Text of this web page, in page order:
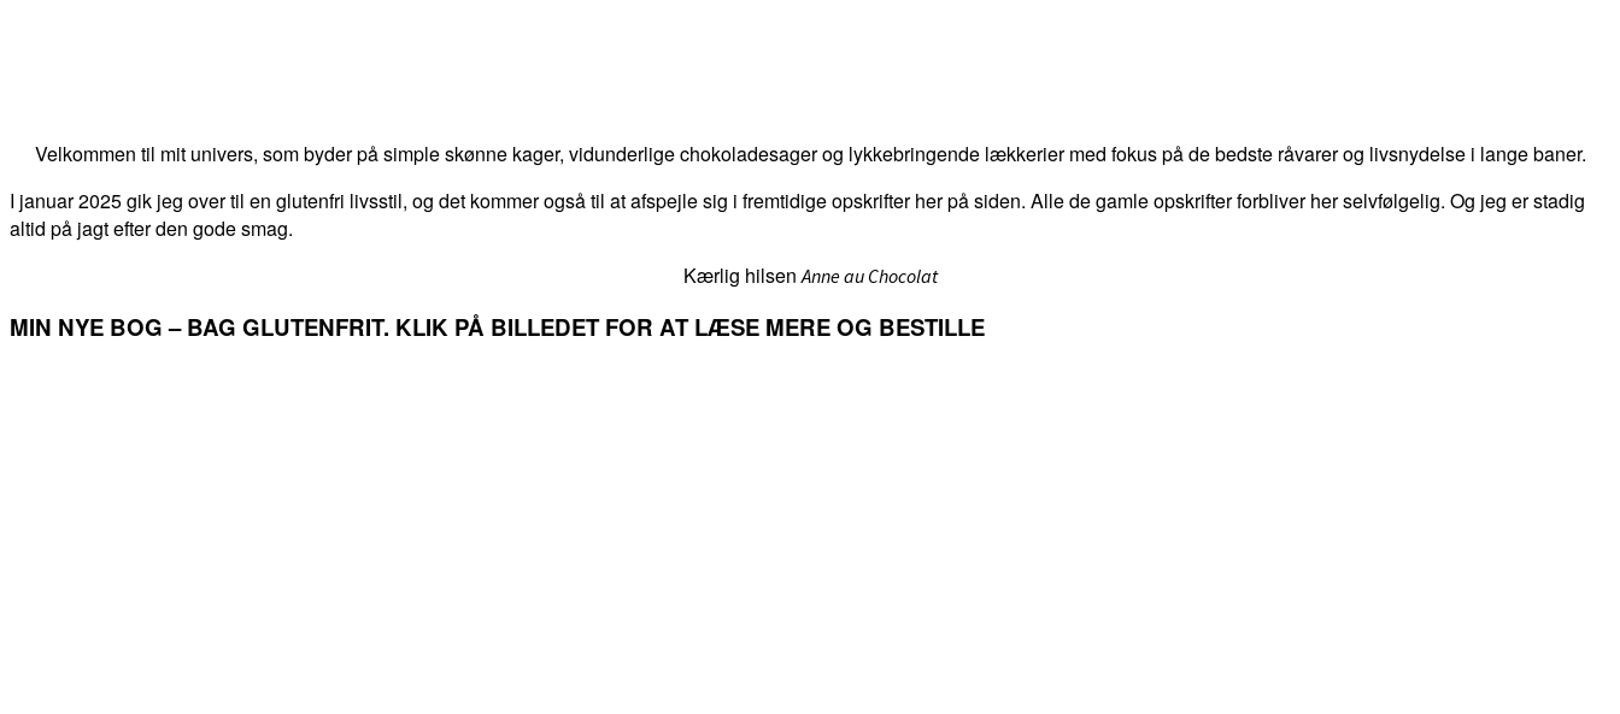
Velkommen til mit univers, som byder på simple skønne kager, vidunderlige chokoladesager og lykkebringende lækkerier med fokus på de bedste råvarer og livsnydelse i lange baner.
I januar 2025 gik jeg over til en glutenfri livsstil, og det kommer også til at afspejle sig i fremtidige opskrifter her på siden. Alle de gamle opskrifter forbliver her selvfølgelig. Og jeg er stadig
altid på jagt efter den gode smag.
Kærlig hilsenAnne au Chocolat
MIN NYE BOG – BAG GLUTENFRIT. KLIK PÅ BILLEDET FOR AT LÆSE MERE OG BESTILLE